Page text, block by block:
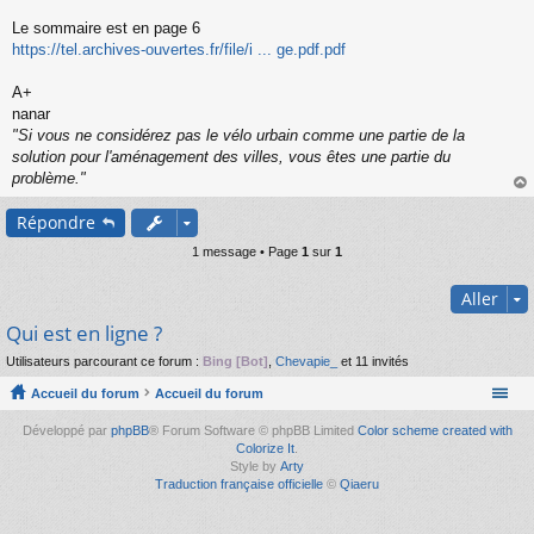
s
g
n
o
n
u
Le sommaire est en page 6
https://tel.archives-ouvertes.fr/file/i ... ge.pdf.pdf
A+
nanar
"Si vous ne considérez pas le vélo urbain comme une partie de la
solution pour l'aménagement des villes, vous êtes une partie du
problème."
au
Répondre
1 message • Page 1 sur 1
Aller
Qui est en ligne ?
Utilisateurs parcourant ce forum : Bing [Bot] Chevapie_ et 11 invités
Accueil du forum Accueil du forum
Développé par phpBB® Forum Software © phpBB Limited Color scheme created with
Colorize It
Style by Arty
Traduction française officielle © Qiaeru